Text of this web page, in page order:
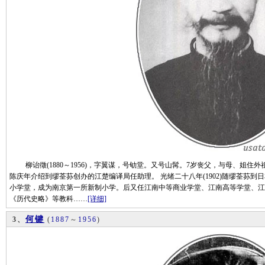
柳诒徵(1880～1956)，字翼谋，号劬堂。又号山髯。7岁丧父，与母、姐住外
陈庆年介绍到缪荃荪创办的江楚编译局任助理。 光绪二十八年(1902)随缪荃荪到
小学堂，成为南京第一所新制小学。后又任江南中等商业学堂、江南高等学堂、
《历代史略》等教科……[详细]
3、 何键 ( 1887 ～ 1956)